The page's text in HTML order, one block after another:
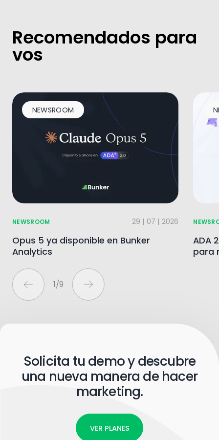
Recomendados para
vos
1/9
NEWSROOM
NEWSROOM 29 | 07 | 2026
Opus 5 ya disponible en Bunker
Analytics
ADA
para
Solicita tu demo y descubre
una nueva manera de hacer
marketing.
VER PLANES